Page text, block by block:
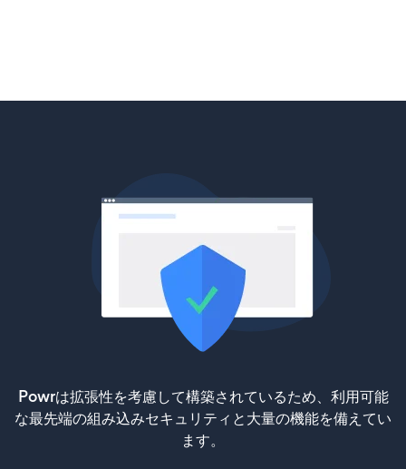
Powrは拡張性を考慮して構築されているため、利用可能
な最先端の組み込みセキュリティと大量の機能を備えてい
ます。